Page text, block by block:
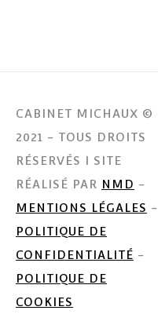
CABINET MICHAUX ©
2021 - TOUS DROITS
RÉSERVÉS I SITE
RÉALISÉ PAR NMD -
MENTIONS LÉGALES -
POLITIQUE DE
CONFIDENTIALITÉ -
POLITIQUE DE
COOKIES